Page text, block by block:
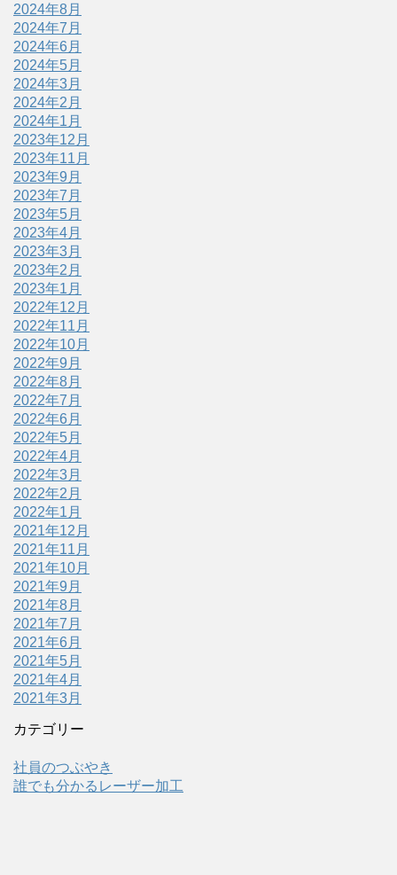
2024年8月
2024年7月
2024年6月
2024年5月
2024年3月
2024年2月
2024年1月
2023年12月
2023年11月
2023年9月
2023年7月
2023年5月
2023年4月
2023年3月
2023年2月
2023年1月
2022年12月
2022年11月
2022年10月
2022年9月
2022年8月
2022年7月
2022年6月
2022年5月
2022年4月
2022年3月
2022年2月
2022年1月
2021年12月
2021年11月
2021年10月
2021年9月
2021年8月
2021年7月
2021年6月
2021年5月
2021年4月
2021年3月
カテゴリー
社員のつぶやき
誰でも分かるレーザー加工